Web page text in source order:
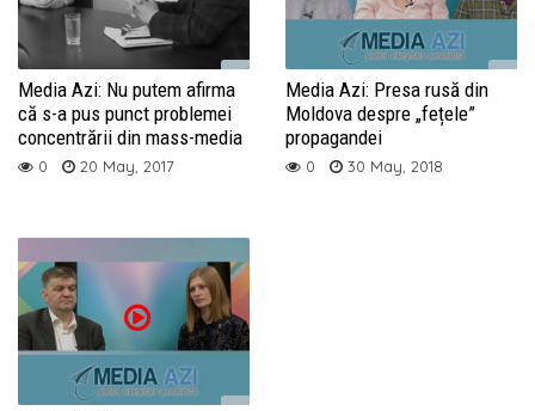
Media Azi: Nu putem afirma
că s-a pus punct problemei
concentrării din mass-media
0 20 May, 2017
Media Azi: Presa rusă din
Moldova despre „fețele”
propagandei
0 30 May, 2018